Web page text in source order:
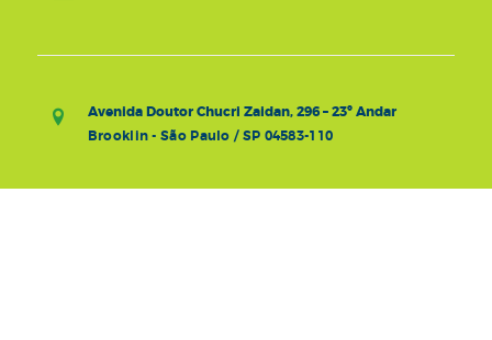
Avenida Doutor Chucri Zaidan, 296 – 23º Andar
Brooklin - São Paulo / SP 04583-110